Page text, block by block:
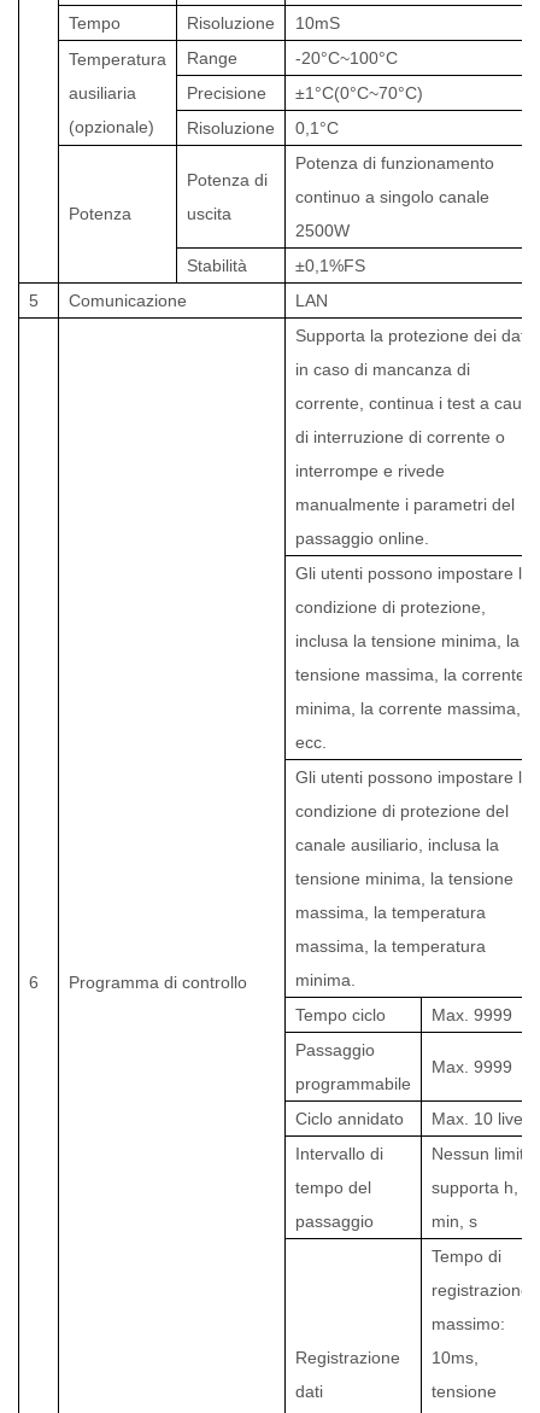
Tempo Risoluzione
10mS
Temperatura
ausiliaria
(opzionale)
Range
-20°C~100°C
Precisione
±1°C(0°C~70°C)
Risoluzione
0,1°C
Potenza
Potenza di
uscita
Potenza di funzionamento
continuo a singolo canale
2500W
Stabilità
±0,1%FS
5
Comunicazione LAN
6 Programma di controllo
Supporta la protezione dei dati
in caso di mancanza di
corrente, continua i test a causa
di interruzione di corrente o
interrompe e rivede
manualmente i parametri del
passaggio online.
Gli utenti possono impostare la
condizione di protezione,
inclusa la tensione minima, la
tensione massima, la corrente
minima, la corrente massima,
ecc.
Gli utenti possono impostare la
condizione di protezione del
canale ausiliario, inclusa la
tensione minima, la tensione
massima, la temperatura
massima, la temperatura
minima.
Tempo ciclo
Max. 9999
Passaggio
programmabile
Max. 9999
Ciclo annidato
Max. 10 livelli
Intervallo di
tempo del
passaggio
Nessun limite,
supporta h,
min, s
Registrazione
dati
Tempo di
registrazione
massimo:
10ms,
tensione